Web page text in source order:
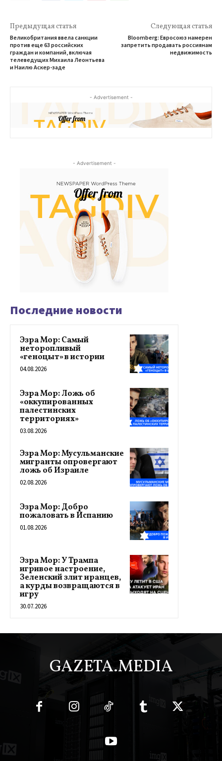
Предыдущая статья
Великобритания ввела санкции
против еще 63 российских
граждан и компаний, включая
телеведущих Михаила Леонтьева
и Наилю Аскер-заде
Следующая статья
Bloomberg: Евросоюз намерен
запретить продавать россиянам
недвижимость
- Advertisement -
- Advertisement -
Последние новости
Эзра Мор: Самый
неторопливый
«геноцыт» в истории
04.08.2026
Эзра Мор: Ложь об
«оккупированных
палестинских
территориях»
03.08.2026
Эзра Мор: Мусульманские
мигранты опровергают
ложь об Израиле
02.08.2026
Эзра Мор: Добро
пожаловать в Испанию
01.08.2026
Эзра Мор: У Трампа
игривое настроение,
Зеленский злит иранцев,
а курды возвращаются в
игру
30.07.2026
GAZETA.MEDIA